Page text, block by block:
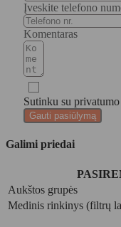
Įveskite telefono
Komentaras
Sutinku su
Gauti pasiūlymą
Galimi priedai
Aukštos grupės
Medinis rinkinys (filtrų